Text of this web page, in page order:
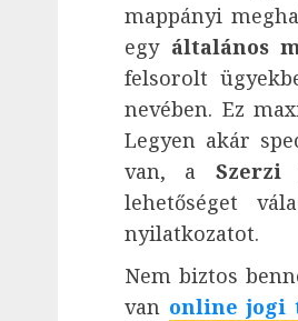
mappányi
egy általános
felsorolt
nevében. Ez
Legyen akár
van, a Szerzi
lehetőséget
nyilatkozatot.
Nem biztos
van online jogi